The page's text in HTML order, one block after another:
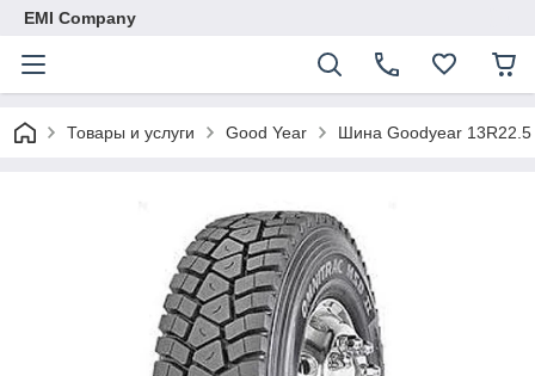
EMI Company
Товары и услуги Good Year Шина Goodyear 13R22.5